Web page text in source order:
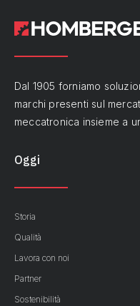
Dal 1905 forniamo
marchi presenti sul
meccatronica insieme a
Oggi
Storia
Qualità
Lavora con noi
Partner
Sostenibilità